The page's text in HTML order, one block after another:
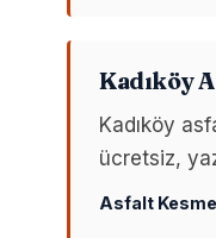
Kadıköy
Kadıköy
ücretsiz,
Asfalt